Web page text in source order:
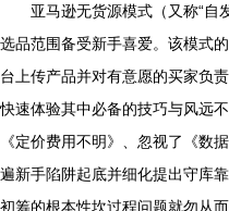
亚马逊无货源模式（又称“自
选品范围备受新手喜爱。该模式
台上传产品并对有意愿的买家负
快速体验其中必备的技巧与风远
《定价费用不明》、忽视了《数
遍新手陷阱起底并细化提出守库
初筹的根本性坎过程问题就勿从